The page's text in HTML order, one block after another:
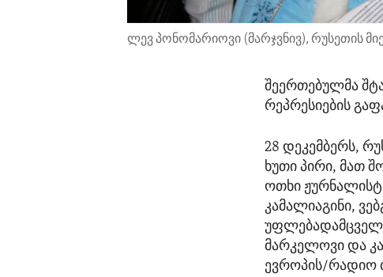
ლევ პონომარიოვი (მარჯვნივ), რუსეთის
შეერთებულმა
რეპრესიების
28 დეკემბერს,
ხუთი პირი, მათ
ოთხი
კამალიაგინი,
უფლებადამცველი
მარკელოვი და
ევროპის/რადიო